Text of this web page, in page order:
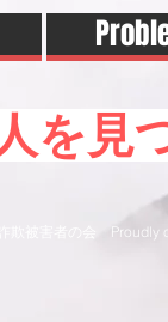
を見
Proudly